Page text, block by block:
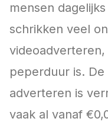
mensen
schrikken veel
peperduur is. De
adverteren is
vaak al vanaf